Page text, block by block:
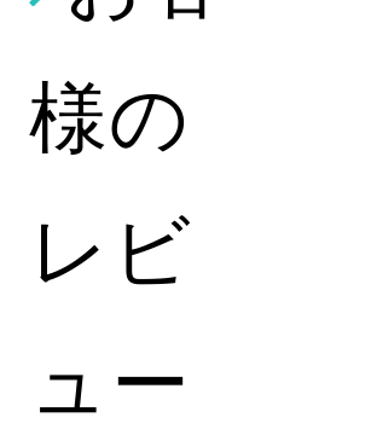
様の
レビ
ュー